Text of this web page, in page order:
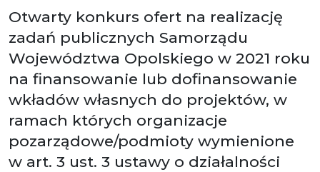
Otwarty konkurs ofert na realizację
zadań publicznych Samorządu
Województwa Opolskiego w 2021 roku
na finansowanie lub dofinansowanie
wkładów własnych do projektów, w
ramach których organizacje
pozarządowe/podmioty wymienione
w art. 3 ust. 3 ustawy o działalności